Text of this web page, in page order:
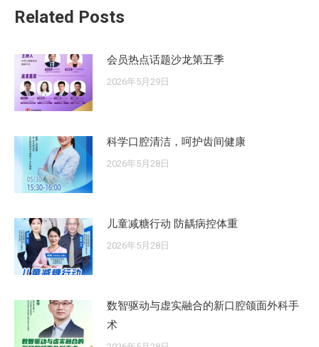
Related Posts
会员热点话题沙龙第五季
2026年5月29日
科学口腔清洁，呵护齿间健康
2026年5月28日
儿童减糖行动 防龋病控体重
2026年5月28日
数智驱动与虚实融合的新口腔颌面外科手
术